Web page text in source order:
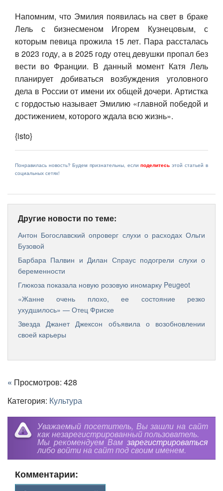
Напомним, что Эмилия появилась на свет в браке
Лель с бизнесменом Игорем Кузнецовым, с
которым певица прожила 15 лет. Пара рассталась
в 2023 году, а в 2025 году отец девушки пропал без
вести во Франции. В данный момент Катя Лель
планирует добиваться возбуждения уголовного
дела в России от имени их общей дочери. Артистка
с гордостью называет Эмилию «главной победой и
достижением, которого ждала всю жизнь».
{isto}
Понравилась новость? Будем признательны, еслиподелитесь этой статьей в
социальных сетях!
Другие новости по теме:
Антон Богославский опроверг слухи о расходах Ольги
Бузовой
Барбара Палвин и Дилан Спраус подогрели слухи о
беременности
Глюкоза показала новую розовую иномарку Peugeot
«Жанне очень плохо, ее состояние резко
ухудшилось» — Отец Фриске
Звезда Джанет Джексон объявила о возобновлении
своей карьеры
« Просмотров: 428
Категория: Культура
Уважаемый посетитель, Вы зашли на сайт
как незарегистрированный пользователь.
Мы рекомендуем Вам зарегистрироваться
либо войти на сайт под своим именем.
Комментарии: